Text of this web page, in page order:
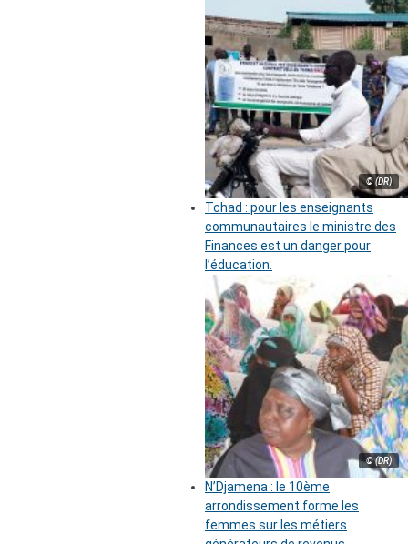
© (DR)
Tchad : pour les enseignants
communautaires le ministre des
Finances est un danger pour
l’éducation.
© (DR)
N’Djamena : le 10ème
arrondissement forme les
femmes sur les métiers